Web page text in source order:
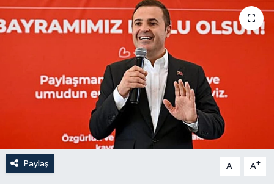
Paylaş A- A+